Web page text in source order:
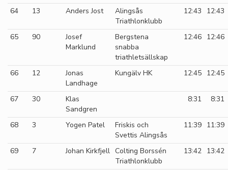
64 13 Anders Jost
Alingsås
Triathlonklubb
12:43 12:43
65 90
Josef
Marklund
Bergstena
snabba
triathletsällskap
12:46 12:46
66 12
Jonas
Landhage
Kungälv HK 12:45 12:45
67 30
Klas
Sandgren
8:31 8:31
68 3 Yogen Patel
Friskis och
Svettis Alingsås
11:39 11:39
69 7 Johan Kirkfjell Colting Borssén
Triathlonklubb
13:42 13:42